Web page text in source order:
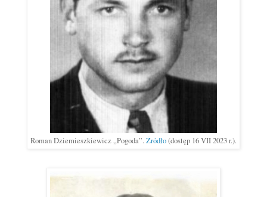
Roman Dziemieszkiewicz „Pogoda”. Źródło(dostęp 16 VII 2023 r.).